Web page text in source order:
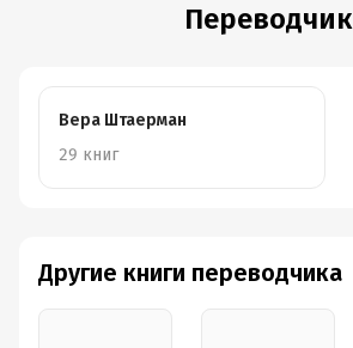
Переводчик
Вера Штаерман
29 книг
Другие книги переводчика